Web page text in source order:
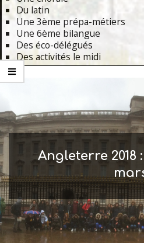
Du latin
Une 3ème prépa-métiers
Une 6ème bilangue
Des éco-délégués
Des activités le midi
Primary
Angleterre 2018